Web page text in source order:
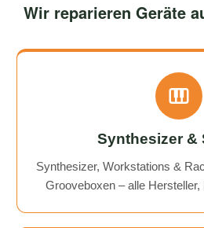
Wir reparieren Geräte
Synthesizer &
Synthesizer, Workstations &
Grooveboxen – alle Hersteller,